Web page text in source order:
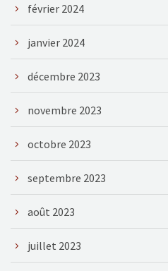
février 2024
janvier 2024
décembre 2023
novembre 2023
octobre 2023
septembre 2023
août 2023
juillet 2023